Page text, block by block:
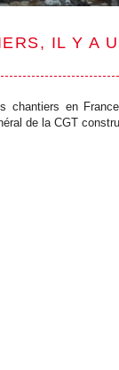
IL Y A
chantiers en
de la CGT